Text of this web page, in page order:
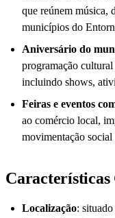
que reúnem música,
municípios do
Aniversário do
programação
incluindo shows,
Feiras e eventos
ao comércio local,
movimentação social
Características
Localização: